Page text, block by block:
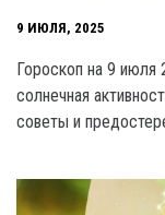
9 ИЮЛЯ, 2025
Гороскоп на 9 июля
солнечная
советы и